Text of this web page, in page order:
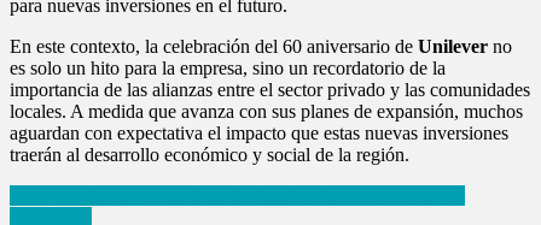
para nuevas inversiones en el futuro.
En este contexto, la celebración del 60 aniversario de Unilever no
es solo un hito para la empresa, sino un recordatorio de la
importancia de las alianzas entre el sector privado y las comunidades
locales. A medida que avanza con sus planes de expansión, muchos
aguardan con expectativa el impacto que estas nuevas inversiones
traerán al desarrollo económico y social de la región.
Navegación